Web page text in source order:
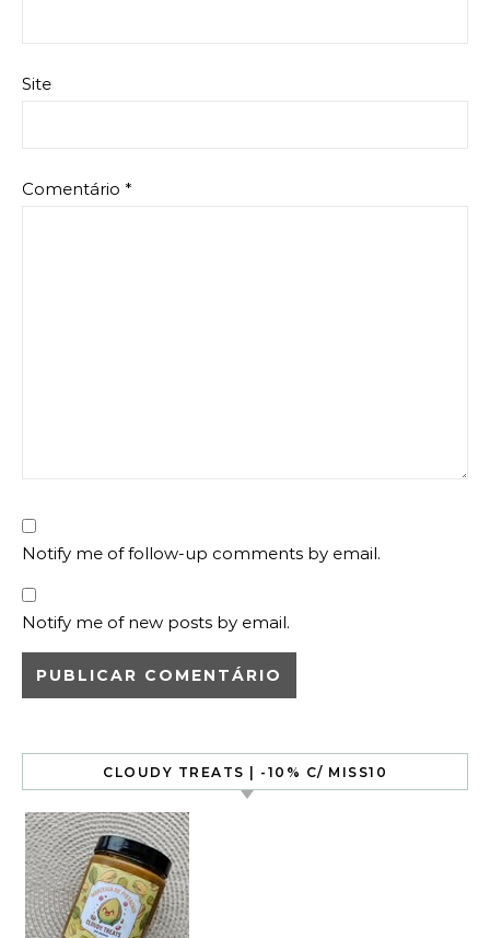
Site
Comentário *
Notify me of follow-up comments by email.
Notify me of new posts by email.
CLOUDY TREATS | -10% C/ MISS10